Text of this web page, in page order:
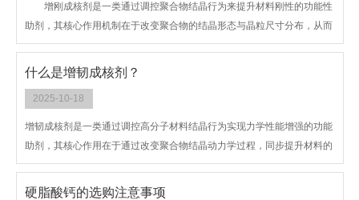
增刚成核剂是一类通过调控聚合物结晶行为来提升材料刚性的功能性
助剂，其核心作用机制在于改变聚合物的结晶形态与晶粒尺寸分布，从而
优化材料的物理机械性能。
什么是增韧成核剂？
2025-10-18
增韧成核剂是一类通过调控高分子材料结晶行为实现力学性能增强的功能
助剂，其核心作用在于通过改变聚合物结晶动力学过程，同步提升材料的
韧性、耐热性及加工性能。
硬脂酸钙的选购注意事项